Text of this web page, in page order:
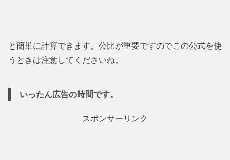
と簡単に計算できます。公比が重要ですのでこの公式を使
うときは注意してくださいね。
いったん広告の時間です。
スポンサーリンク